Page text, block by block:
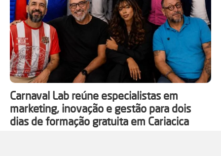
Carnaval Lab reúne especialistas em
marketing, inovação e gestão para dois
dias de formação gratuita em Cariacica